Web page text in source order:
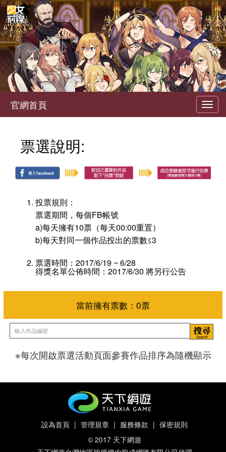
官網首頁
票選說明:
投票規則：
票選期間，每個FB帳號
a)每天擁有10票（每天00:00重置）
b)每天對同一個作品投出的票數≤3
票選時間：2017/6/19 ~ 6/28
得獎名單公佈時間：2017/6/30 將另行公告
當前擁有票數：
※每次開啟票選活動頁面參賽作品排序為隨機顯示
設為首頁 | 管理規章 | 服務條款 | 保密規則
© 2017 天下網遊